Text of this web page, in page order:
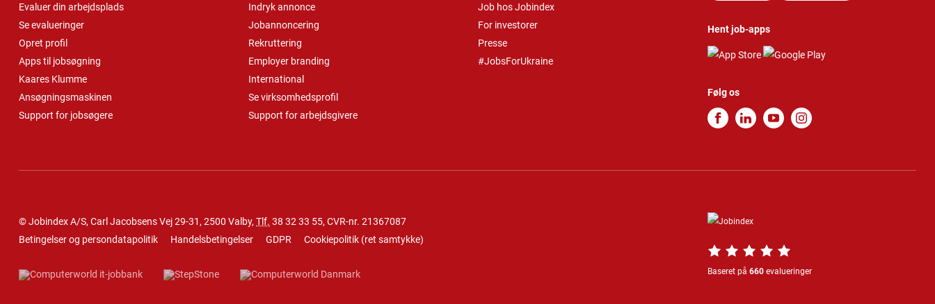
Evaluer din arbejdsplads
Se evalueringer
Opret profil
Apps til jobsøgning
Kaares Klumme
Ansøgningsmaskinen
Support for jobsøgere
Indryk annonce
Jobannoncering
Rekruttering
Employer branding
International
Se virksomhedsprofil
Support for arbejdsgivere
Job hos Jobindex
For investorer
Presse
#JobsForUkraine
Hent job-apps
Følg os
© Jobindex A/S, Carl Jacobsens Vej 29-31, 2500 Valby, Tlf. 38 32 33 55, CVR-nr. 21367087
Betingelser og persondatapolitik
Handelsbetingelser GDPR Cookiepolitik (ret samtykke)
Baseret på 660 evalueringer